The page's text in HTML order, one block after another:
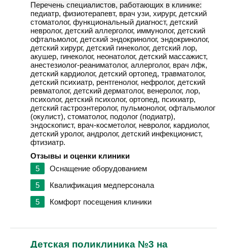
Перечень специалистов, работающих в клинике:
педиатр, физиотерапевт, врач узи, хирург, детский
стоматолог, функциональный диагност, детский
невролог, детский аллерголог, иммунолог, детский
офтальмолог, детский эндокринолог, эндокринолог,
детский хирург, детский гинеколог, детский лор,
акушер, гинеколог, неонатолог, детский массажист,
анестезиолог-реаниматолог, аллерголог, врач лфк,
детский кардиолог, детский ортопед, травматолог,
детский психиатр, рентгенолог, нефролог, детский
ревматолог, детский дерматолог, венеролог, лор,
психолог, детский психолог, ортопед, психиатр,
детский гастроэнтеролог, пульмонолог, офтальмолог
(окулист), стоматолог, подолог (подиатр),
эндоскопист, врач-косметолог, невролог, кардиолог,
детский уролог, андролог, детский инфекционист,
фтизиатр.
Отзывы и оценки клиники
5
Оснащение оборудованием
5
Квалификация медперсонала
5
Комфорт посещения клиники
Детская поликлиника №3 на